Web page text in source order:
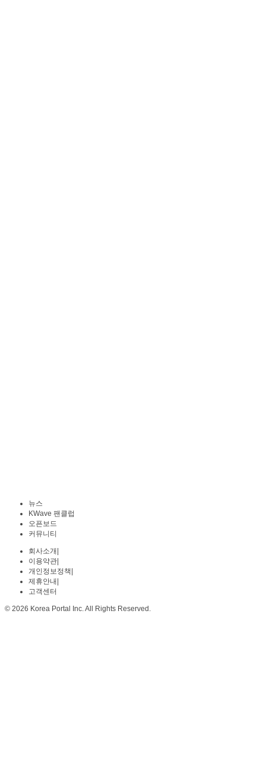
뉴스
KWave 팬클럽
오픈보드
커뮤니티
회사소개
이용약관
개인정보정책
제휴안내
고객센터
© 2026 Korea Portal Inc. All Rights Reserved.